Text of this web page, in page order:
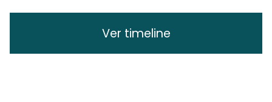
Ver timeline